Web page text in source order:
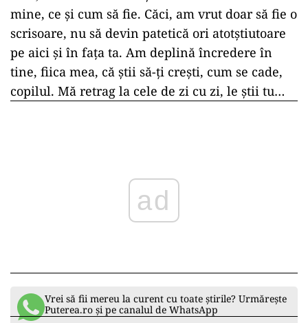
mine, ce şi cum să fie. Căci, am vrut doar să fie o
scrisoare, nu să devin patetică ori atotştiutoare
pe aici şi în faţa ta. Am deplină încredere în
tine, fiica mea, că ştii să-ţi creşti, cum se cade,
copilul. Mă retrag la cele de zi cu zi, le ştii tu…
ad
Vrei să fii mereu la curent cu toate știrile? Urmărește
Puterea.ro și pe canalul de WhatsApp